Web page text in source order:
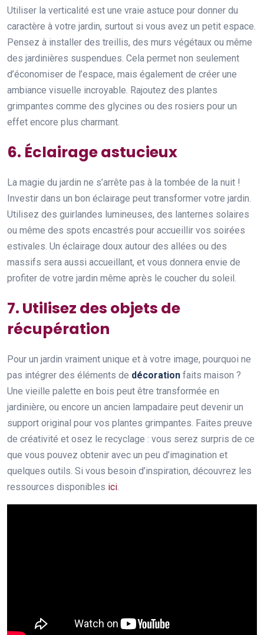
Utiliser la verticalité est une vraie astuce pour donner du
caractère à votre jardin, surtout si vous avez un petit espace.
Pensez à installer des treillis, des murs végétaux ou même
des jardinières suspendues. Cela permet non seulement
d’économiser de l’espace, mais également de créer une
ambiance visuelle incroyable. Rajoutez des plantes
grimpantes comme des glycines ou des rosiers pour un
effet encore plus charmant.
6. Éclairage astucieux
La magie du jardin ne s’arrête pas à la tombée de la nuit !
Investir dans un bon éclairage peut transformer votre jardin.
Utilisez des guirlandes lumineuses, des lanternes solaires
ou même des spots encastrés pour accueillir vos soirées
estivales. Un éclairage doux autour des allées ou des
massifs sera aussi accueillant, et vous donnera envie de
profiter de votre jardin même après le coucher du soleil.
7. Utilisez des objets de
récupération
Pour un jardin vraiment unique et à votre image, pourquoi ne
pas intégrer des éléments de décoration faits maison ?
Une vieille palette en bois peut être transformée en
jardinière, ou encore un ancien lampadaire peut devenir un
support original pour vos plantes grimpantes. Faites preuve
de créativité et osez le recyclage : vous serez surpris de ce
que vous pouvez obtenir avec un peu d’imagination et
quelques outils. Si vous besoin d’inspiration, découvrez les
ressources disponibles ici.